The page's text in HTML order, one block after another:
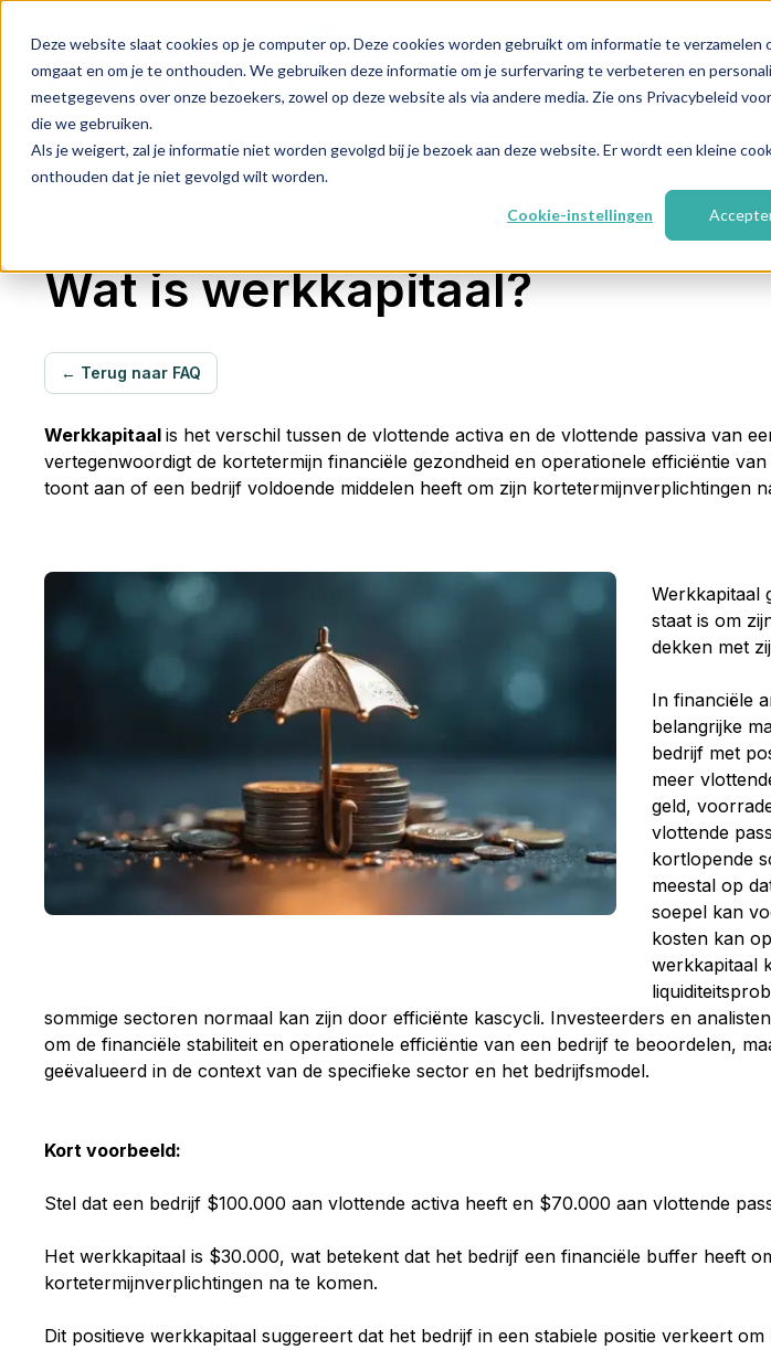
Deze website slaat cookies op je computer op. Deze cookies worden gebruikt om informatie te verzamelen
omgaat en om je te onthouden. We gebruiken deze informatie om je surfervaring te verbeteren en
meetgegevens over onze bezoekers, zowel op deze website als via andere media. Zie ons Privacybeleid
die we gebruiken.
Als je weigert, zal je informatie niet worden gevolgd bij je bezoek aan deze website. Er wordt een kleine
onthouden dat je niet gevolgd wilt worden.
Cookie-instellingen
Home Research Educatie Crypto Financieel plan FAQ
Wat is werkkapitaal?
← Terug naar FAQ
Werkkapitaal is het verschil tussen de vlottende activa en de vlottende passiva van
vertegenwoordigt de kortetermijn financiële gezondheid en operationele efficiëntie
toont aan of een bedrijf voldoende middelen heeft om zijn kortetermijnverplichtingen
Werkkapitaal
staat is om
dekken met
In financiële
belangrijke
bedrijf met
meer
geld,
vlottende
kortlopende
meestal op
soepel kan
kosten kan
werkkapitaal
sommige sectoren normaal kan zijn door efficiënte kascycli. Investeerders en
om de financiële stabiliteit en operationele efficiëntie van een bedrijf te beoordelen,
geëvalueerd in de context van de specifieke sector en het bedrijfsmodel.
Kort voorbeeld:
Stel dat een bedrijf $100.000 aan vlottende activa heeft en $70.000 aan vlottende
Het werkkapitaal is $30.000, wat betekent dat het bedrijf een financiële buffer heeft
kortetermijnverplichtingen na te komen.
Dit positieve werkkapitaal suggereert dat het bedrijf in een stabiele positie verkeert om